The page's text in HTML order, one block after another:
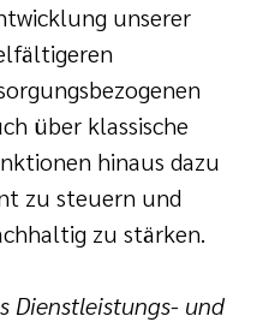
unserer
über klassische
hinaus dazu
zu steuern und
zu stärken.
Dienstleistungs- und